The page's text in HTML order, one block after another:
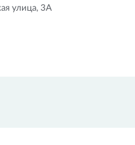
улица, 3А